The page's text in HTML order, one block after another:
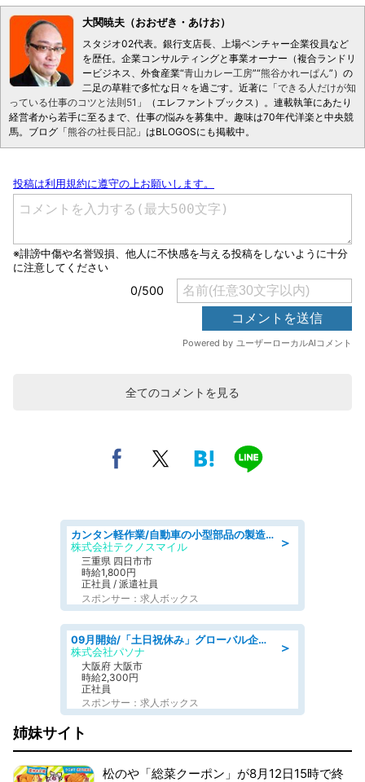
大関暁夫（おおぜき・あけお）
スタジオ02代表。銀行支店長、上場ベンチャー企業役員など
を歴任。企業コンサルティングと事業オーナー（複合ランドリ
ービジネス、外食産業“青山カレー工房”“熊谷かれーぱん”）の
二足の草鞋で多忙な日々を過ごす。近著に「できる人だけが知
っている仕事のコツと法則51 」（エレファントブックス）。連載執筆にあたり
経営者から若手に至るまで、仕事の悩みを募集中。趣味は70年代洋楽と中央競
馬。ブログ「熊谷の社長日記 」はBLOGOSにも掲載中。
全てのコメントを見る
＞
カンタン軽作業/自動車の小型部品の製造オペレーター denso aichi
株式会社テクノスマイル
三重県 四日市市
時給1,800円
正社員 / 派遣社員
スポンサー：求人ボックス
＞
09月開始/「土日祝休み」グローバル企業での産業保健のお仕事/保健師/高時給/残業なし/服装自由
株式会社パソナ
大阪府 大阪市
時給2,300円
正社員
スポンサー：求人ボックス
姉妹サイト
松のや「総菜クーポン」が8月12日15時で終